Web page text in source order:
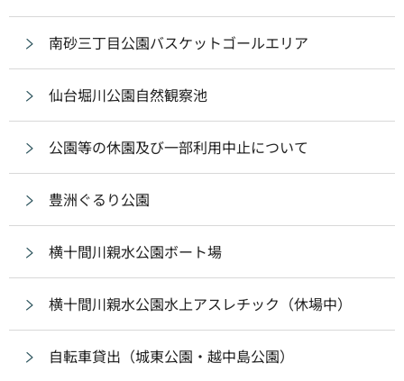
南砂三丁目公園バスケットゴールエリア
仙台堀川公園自然観察池
公園等の休園及び一部利用中止について
豊洲ぐるり公園
横十間川親水公園ボート場
横十間川親水公園水上アスレチック（休場中）
自転車貸出（城東公園・越中島公園）